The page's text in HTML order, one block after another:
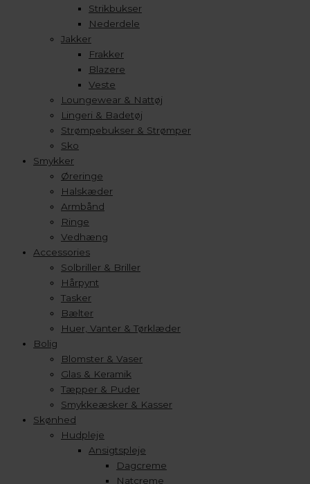
Strikbukser
Nederdele
Jakker
Frakker
Blazere
Veste
Loungewear & Nattøj
Lingeri & Badetøj
Strømpebukser & Strømper
Sko
Smykker
Øreringe
Halskæder
Armbånd
Ringe
Vedhæng
Accessories
Solbriller & Briller
Hårpynt
Tasker
Bælter
Huer, Vanter & Tørklæder
Bolig
Blomster & Vaser
Glas & Keramik
Tæpper & Puder
Smykkeæsker & Kasser
Skønhed
Hudpleje
Ansigtspleje
Dagcreme
Natcreme